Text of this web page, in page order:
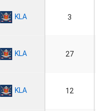
KLA 3
KLA 27
KLA 12